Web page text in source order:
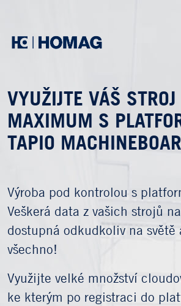
VYUŽIJTE VÁŠ
MAXIMUM S
TAPIO
Výroba pod kontrolou s
Veškerá data z vašich strojů
dostupná odkudkoliv na
všechno!
Využijte velké množství
ke kterým po registraci do